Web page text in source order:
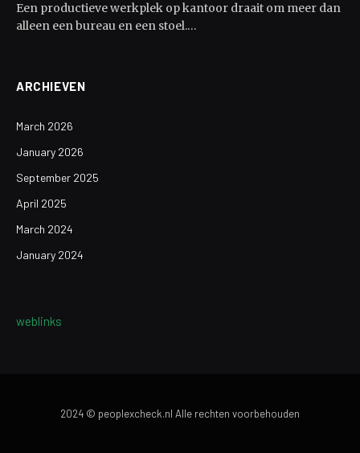
Een productieve werkplek op kantoor draait om meer dan
alleen een bureau en een stoel.…
ARCHIEVEN
March 2026
January 2026
September 2025
April 2025
March 2024
January 2024
weblinks
2024 © peoplexcheck.nl Alle rechten voorbehouden